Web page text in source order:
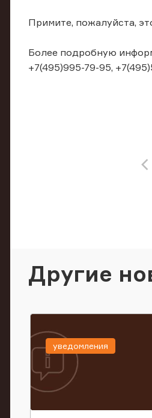
Примите, пожалуйста,
Более подробную
+7(495)995-79-95,
Другие
уведомления